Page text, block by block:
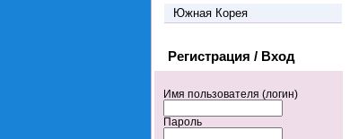
Южная Корея
Регистрация / Вход
Имя пользователя (логин)
Пароль